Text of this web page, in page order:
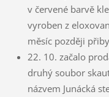
v červené barvě
vyroben z
měsíc později
22. 10. začalo
druhý soubor
názvem Junácká